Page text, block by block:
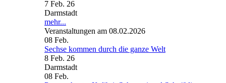
7 Feb. 26
Darmstadt
mehr...
Veranstaltungen am 08.02.2026
08 Feb.
Sechse kommen durch die ganze Welt
8 Feb. 26
Darmstadt
08 Feb.